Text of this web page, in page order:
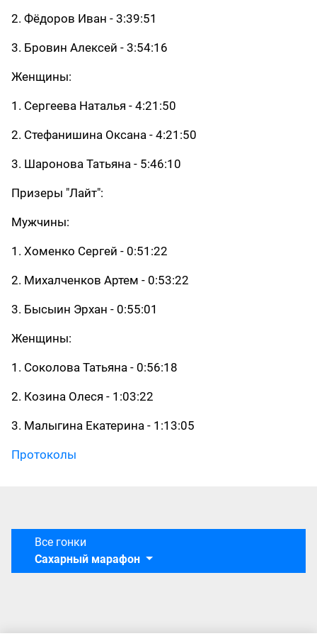
2. Фёдоров Иван - 3:39:51
3. Бровин Алексей - 3:54:16
Женщины:
1. Сергеева Наталья - 4:21:50
2. Стефанишина Оксана - 4:21:50
3. Шаронова Татьяна - 5:46:10
Призеры "Лайт":
Мужчины:
1. Хоменко Сергей - 0:51:22
2. Михалченков Артем - 0:53:22
3. Бысыин Эрхан - 0:55:01
Женщины:
1. Соколова Татьяна - 0:56:18
2. Козина Олеся - 1:03:22
3. Малыгина Екатерина - 1:13:05
Протоколы
Все гонки
Сахарный марафон